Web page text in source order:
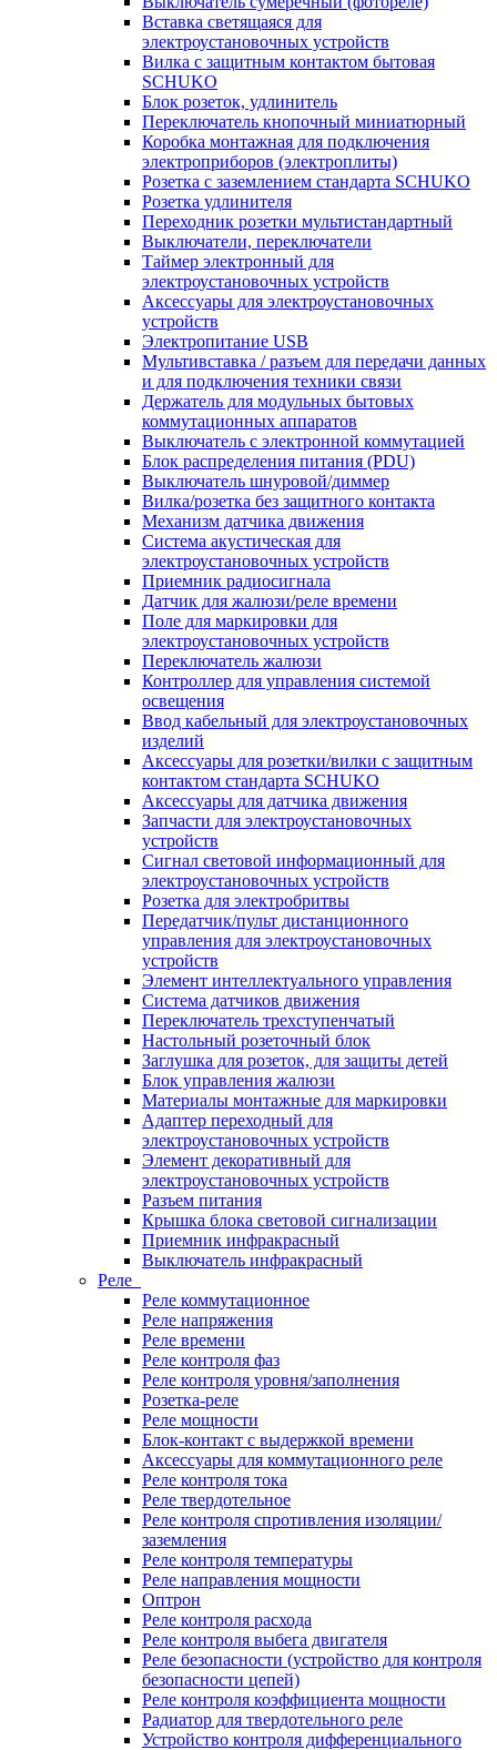
Вставка светящаяся для
электроустановочных устройств
Вилка с защитным контактом бытовая
SCHUKO
Блок розеток, удлинитель
Переключатель кнопочный миниатюрный
Коробка монтажная для подключения
электроприборов (электроплиты)
Розетка с заземлением стандарта SCHUKO
Розетка удлинителя
Переходник розетки мультистандартный
Выключатели, переключатели
Таймер электронный для
электроустановочных устройств
Аксессуары для электроустановочных
устройств
Электропитание USB
Мультивставка / разъем для передачи данных
и для подключения техники связи
Держатель для модульных бытовых
коммутационных аппаратов
Выключатель с электронной коммутацией
Блок распределения питания (PDU)
Выключатель шнуровой/диммер
Вилка/розетка без защитного контакта
Механизм датчика движения
Система акустическая для
электроустановочных устройств
Приемник радиосигнала
Датчик для жалюзи/реле времени
Поле для маркировки для
электроустановочных устройств
Переключатель жалюзи
Контроллер для управления системой
освещения
Ввод кабельный для электроустановочных
изделий
Аксессуары для розетки/вилки с защитным
контактом стандарта SCHUKO
Аксессуары для датчика движения
Запчасти для электроустановочных
устройств
Сигнал световой информационный для
электроустановочных устройств
Розетка для электробритвы
Передатчик/пульт дистанционного
управления для электроустановочных
устройств
Элемент интеллектуального управления
Система датчиков движения
Переключатель трехступенчатый
Настольный розеточный блок
Заглушка для розеток, для защиты детей
Блок управления жалюзи
Материалы монтажные для маркировки
Адаптер переходный для
электроустановочных устройств
Элемент декоративный для
электроустановочных устройств
Разъем питания
Крышка блока световой сигнализации
Приемник инфракрасный
Выключатель инфракрасный
Реле
Реле коммутационное
Реле напряжения
Реле времени
Реле контроля фаз
Реле контроля уровня/заполнения
Розетка-реле
Реле мощности
Блок-контакт с выдержкой времени
Аксессуары для коммутационного реле
Реле контроля тока
Реле твердотельное
Реле контроля спротивления изоляции/
заземления
Реле контроля температуры
Реле направления мощности
Оптрон
Реле контроля расхода
Реле контроля выбега двигателя
Реле безопасности (устройство для контроля
безопасности цепей)
Реле контроля коэффициента мощности
Радиатор для твердотельного реле
Устройство контроля дифференциального